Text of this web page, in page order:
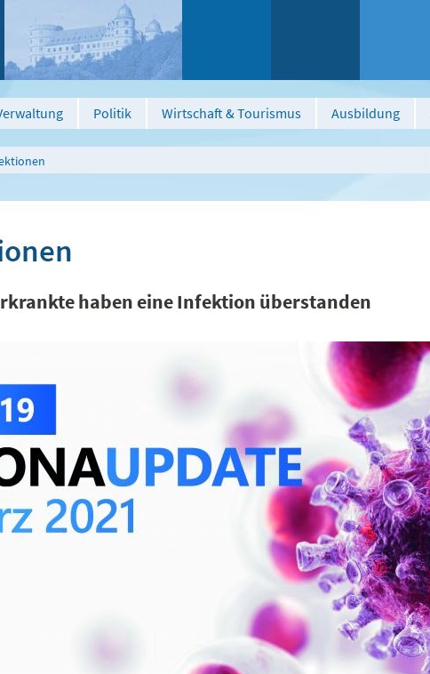
Politik Wirtschaft & Tourismus Ausbildung
haben eine Infektion überstanden